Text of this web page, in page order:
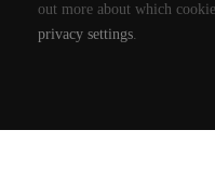
AIRMAN
TODOS LOS
out more about which
privacy settings.